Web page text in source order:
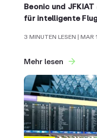
Beonic und
für intelligente
3 MINUTEN LESEN | MAR
Mehr lesen